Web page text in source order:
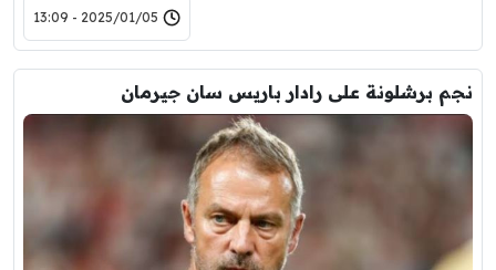
2025/01/05 - 13:09
نجم برشلونة على رادار باريس سان جيرمان